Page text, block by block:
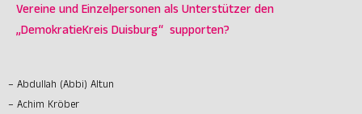
Vereine und Einzelpersonen als Unterstützer den
„DemokratieKreis Duisburg“ supporten?
– Abdullah (Abbi) Altun
– Achim Kröber